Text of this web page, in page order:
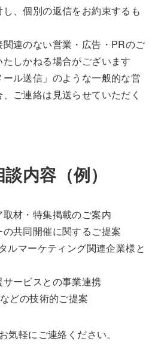
、個別の返信をお約束するも
連のない営業・広告・PRのご
しかねる場合がございます
ール送信」のような一般的な営
ご連絡は見送らせていただく
内容（例）
材・特集掲載のご案内
共同開催に関するご提案
ルマーケティング関連企業様と
ービスとの事業連携
どの技術的ご提案
気軽にご連絡ください。